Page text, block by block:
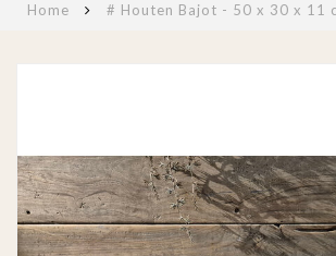
Home # Houten Bajot - 50 x 30 x 11